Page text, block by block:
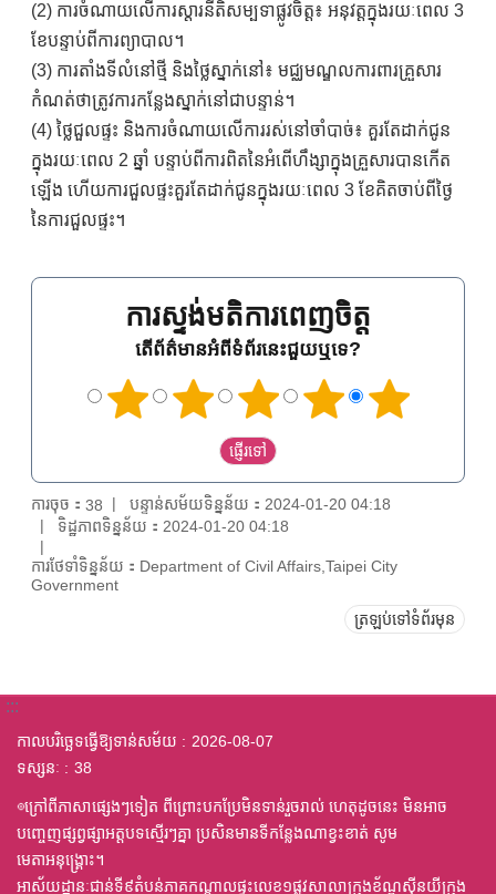
(2) ការចំណាយលើការស្តារនីតិសម្បទាផ្លូវចិត្ត៖ អនុវត្តក្នុងរយៈពេល 3
ខែបន្ទាប់ពីការព្យាបាល។
(3) ការតាំងទីលំនៅថ្មី និងថ្លៃស្នាក់នៅ៖ មជ្ឈមណ្ឌលការពារគ្រួសារ
កំណត់ថាត្រូវការកន្លែងស្នាក់នៅជាបន្ទាន់។
(4) ថ្លៃជួលផ្ទះ និងការចំណាយលើការរស់នៅចាំបាច់៖ គួរតែដាក់ជូន
ក្នុងរយៈពេល 2 ឆ្នាំ បន្ទាប់ពីការពិតនៃអំពើហឹង្សាក្នុងគ្រួសារបានកើត
ឡើង ហើយការជួលផ្ទះគួរតែដាក់ជូនក្នុងរយៈពេល 3 ខែគិតចាប់ពីថ្ងៃ
នៃការជួលផ្ទះ។
ការស្ទង់មតិការពេញចិត្ត
តើព័ត៌មានអំពីទំព័រនេះជួយឬទេ?
ការចុច： 38
បន្ទាន់សម័យទិន្នន័យ：2024-01-20 04:18
ទិដ្ឋភាពទិន្នន័យ：2024-01-20 04:18
ការថែទាំទិន្នន័យ：Department of Civil Affairs,Taipei City
Government
ត្រឡប់ទៅទំព័រមុន
:::
កាលបរិច្ឆេទធ្វើឱ្យទាន់សម័យ
2026-08-07
ទស្សនៈ
38
◎ក្រៅពីភាសាផ្សេងៗទៀត ពីព្រោះបកប្រែមិនទាន់រួចរាល់ ហេតុដូចនេះ មិនអាច
បញ្ចេញផ្សព្វផ្សាអត្តបទស្មើរៗគ្នា ប្រសិនមានទីកន្លែងណាខ្វះខាត់ សូម
មេតាអនុង្គ្រោះ។
អាស័យដ្ឋានៈជាន់ទី៩តំបន់ភាគកណ្តាលផ្ទះលេខ១ផ្លូវសាលាក្រុងខ័ណ្ឌស៊ីនយីក្រុង